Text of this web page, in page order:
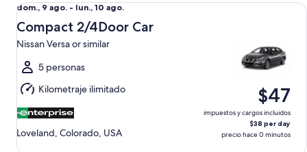
Del
dom.,
9
ago.
al
lun.,
10
ago.
dom., 9 ago. - lun., 10 ago.
Compact 2/4Door Car
Nissan Versa or similar
5 personas
Kilometraje ilimitado
Loveland, Colorado, USA
$47
impuestos y cargos incluidos
$38 per day
precio hace 0 minutos